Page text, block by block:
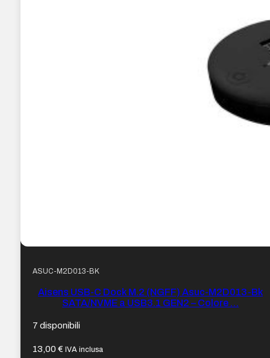
ASUC-M2D013-BK
Aisens USB-C Dock M.2 (NGFF) Asuc-M2D013-Bk
SATA/NVME a USB3.1 GEN2 – Colore …
7 disponibili
13,00€ IVA inclusa